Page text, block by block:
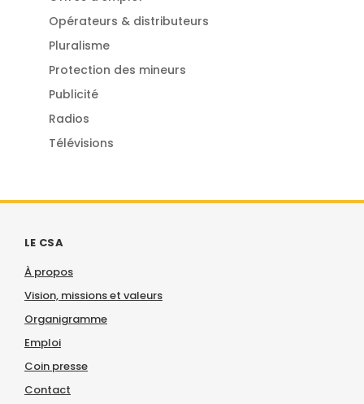
Opérateurs & distributeurs
Pluralisme
Protection des mineurs
Publicité
Radios
Télévisions
LE CSA
À propos
Vision, missions et valeurs
Organigramme
Emploi
Coin presse
Contact